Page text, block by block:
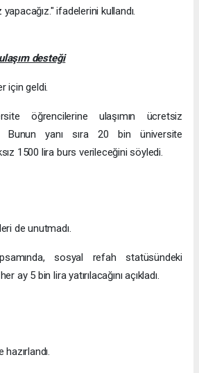
yapacağız." ifadelerini kullandı.
desteği
için geldi.
öğrencilerine ulaşımın ücretsiz
Bunun yanı sıra 20 bin üniversite
1500 lira burs verileceğini söyledi.
de unutmadı.
sosyal refah statüsündeki
ay 5 bin lira yatırılacağını açıkladı.